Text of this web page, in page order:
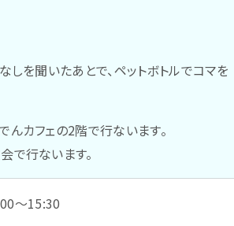
しを聞いたあとで、ペットボトルでコマを
カフェの2階で行ないます。
で行ないます。
～15:30